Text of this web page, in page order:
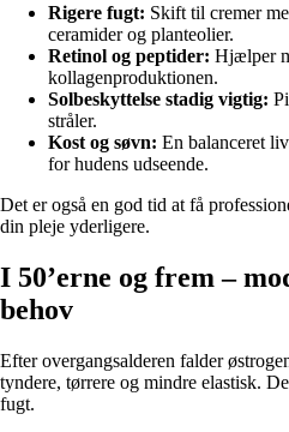
Rigere fugt: Skift til cremer
ceramider og planteolier.
Retinol og peptider: Hjælper
kollagenproduktionen.
Solbeskyttelse stadig vigtig:
stråler.
Kost og søvn: En balanceret
for hudens udseende.
Det er også en god tid at få
din pleje yderligere.
I 50’erne og frem –
behov
Efter overgangsalderen falder
tyndere, tørrere og mindre elastisk.
fugt.